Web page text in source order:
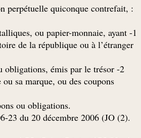
perpétuelle quiconque contrefait,
ou papier-monnaie, ayant
de la république ou à l’étranger
obligations, émis par le trésor
sa marque, ou des coupons
.afférents à ces titres, bons ou obligations
23 du 20 décembre 2006 (JO